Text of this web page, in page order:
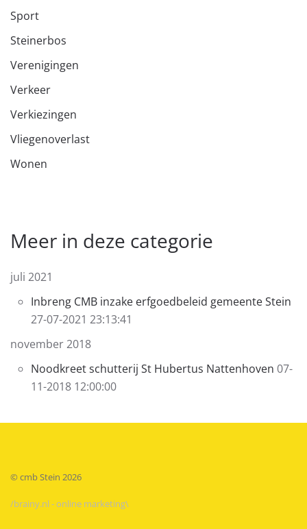
Sport
Steinerbos
Verenigingen
Verkeer
Verkiezingen
Vliegenoverlast
Wonen
Meer in deze categorie
juli 2021
Inbreng CMB inzake erfgoedbeleid gemeente Stein
27-07-2021 23:13:41
november 2018
Noodkreet schutterij St Hubertus Nattenhoven 07-
11-2018 12:00:00
© cmb Stein 2026
/brainy.nl - online marketing\